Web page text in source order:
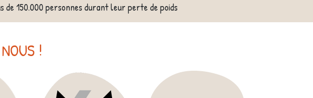
de 150.000 personnes durant leur perte de poids
!